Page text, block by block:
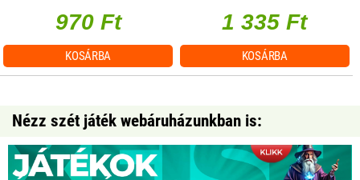
970 Ft
KOSÁRBA
1 335 Ft
KOSÁRBA
Nézz szét játék webáruházunkban is: